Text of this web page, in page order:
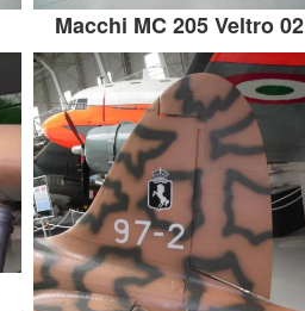
Macchi MC 205 Veltro 02